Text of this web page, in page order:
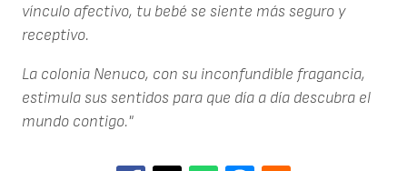
vínculo afectivo, tu bebé se siente más seguro y
receptivo.
La colonia Nenuco, con su inconfundible fragancia,
estimula sus sentidos para que día a día descubra el
mundo contigo."